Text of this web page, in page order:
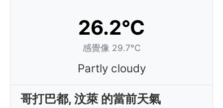
26.2°C
感覺像 29.7°C
Partly cloudy
哥打巴都, 汶萊 的當前天氣